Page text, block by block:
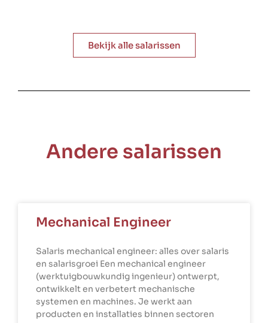
Bekijk alle salarissen
Andere salarissen
Mechanical Engineer
Salaris mechanical engineer: alles over salaris
en salarisgroei Een mechanical engineer
(werktuigbouwkundig ingenieur) ontwerpt,
ontwikkelt en verbetert mechanische
systemen en machines. Je werkt aan
producten en installaties binnen sectoren